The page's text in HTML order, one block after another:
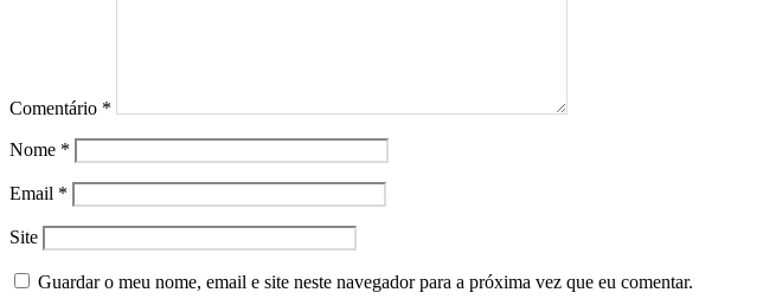
Comentário *
Nome *
Email *
Site
Guardar o meu nome, email e site neste navegador para a próxima vez que eu comentar.